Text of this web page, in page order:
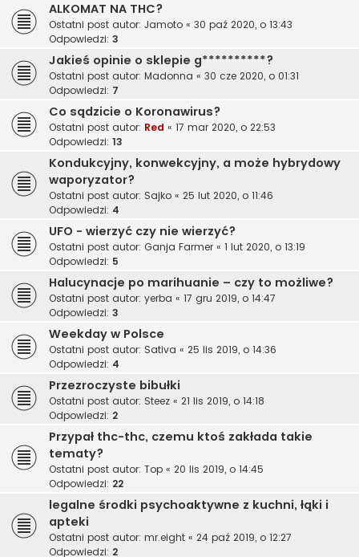
ALKOMAT NA THC?
Ostatni post autor: Jamoto « 30 paź 2020, o 13:43
Odpowiedzi: 3
Jakieś opinie o sklepie g**********?
Ostatni post autor: Madonna « 30 cze 2020, o 01:31
Odpowiedzi: 7
Co sądzicie o Koronawirus?
Ostatni post autor: Red « 17 mar 2020, o 22:53
Odpowiedzi: 13
Kondukcyjny, konwekcyjny, a może hybrydowy
waporyzator?
Ostatni post autor: Sajko « 25 lut 2020, o 11:46
Odpowiedzi: 4
UFO - wierzyć czy nie wierzyć?
Ostatni post autor: Ganja Farmer « 1 lut 2020, o 13:19
Odpowiedzi: 5
Halucynacje po marihuanie – czy to możliwe?
Ostatni post autor: yerba « 17 gru 2019, o 14:47
Odpowiedzi: 3
Weekday w Polsce
Ostatni post autor: Sativa « 25 lis 2019, o 14:36
Odpowiedzi: 4
Przezroczyste bibułki
Ostatni post autor: Steez « 21 lis 2019, o 14:18
Odpowiedzi: 2
Przypał thc-thc, czemu ktoś zakłada takie
tematy?
Ostatni post autor: Top « 20 lis 2019, o 14:45
Odpowiedzi: 22
legalne środki psychoaktywne z kuchni, łąki i
apteki
Ostatni post autor: mr.eight « 24 paź 2019, o 12:27
Odpowiedzi: 2